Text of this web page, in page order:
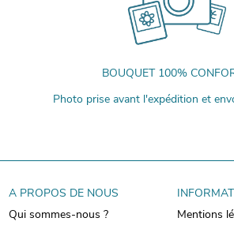
BOUQUET 100%
Photo prise avant l'expédition et
A PROPOS DE NOUS
Qui sommes-nous ?
Mentions